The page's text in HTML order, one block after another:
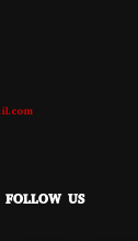
FOLLOW US